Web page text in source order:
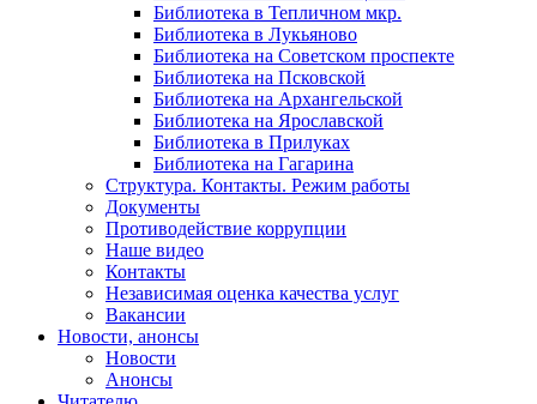
Библиотека в Тепличном мкр.
Библиотека в Лукьяново
Библиотека на Советском проспекте
Библиотека на Псковской
Библиотека на Архангельской
Библиотека на Ярославской
Библиотека в Прилуках
Библиотека на Гагарина
Структура. Контакты. Режим работы
Документы
Противодействие коррупции
Наше видео
Контакты
Независимая оценка качества услуг
Вакансии
Новости, анонсы
Новости
Анонсы